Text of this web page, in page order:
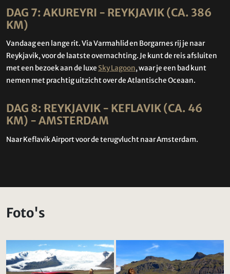
DAG 7: AKUREYRI - REYKJAVIK (CA. 386
KM)
Vandaag een lange rit. Via Varmahlid en Borgarnes rij je naar
Reykjavik, voor de laatste overnachting. Je kunt de reis afsluiten
met een bezoek aan de luxe Sky Lagoon, waar je een bad kunt
nemen met prachtig uitzicht over de Atlantische Oceaan.
DAG 8: REYKJAVIK - KEFLAVIK (CA. 46
KM) - AMSTERDAM
Naar Keflavik Airport voor de terugvlucht naar Amsterdam.
Foto's